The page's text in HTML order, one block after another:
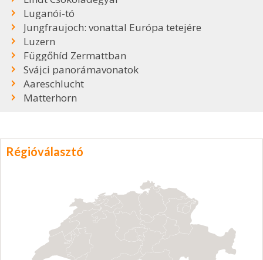
Luganói-tó
Jungfraujoch: vonattal Európa tetejére
Luzern
Függőhíd Zermattban
Svájci panorámavonatok
Aareschlucht
Matterhorn
Régióválasztó